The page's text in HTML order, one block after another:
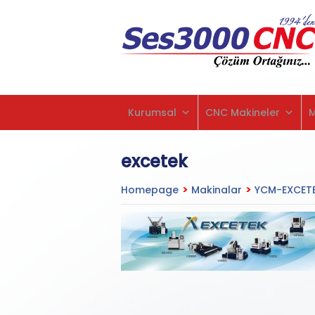
Kurumsal
CNC Makineler
excetek
Homepage > Makinalar > YCM-